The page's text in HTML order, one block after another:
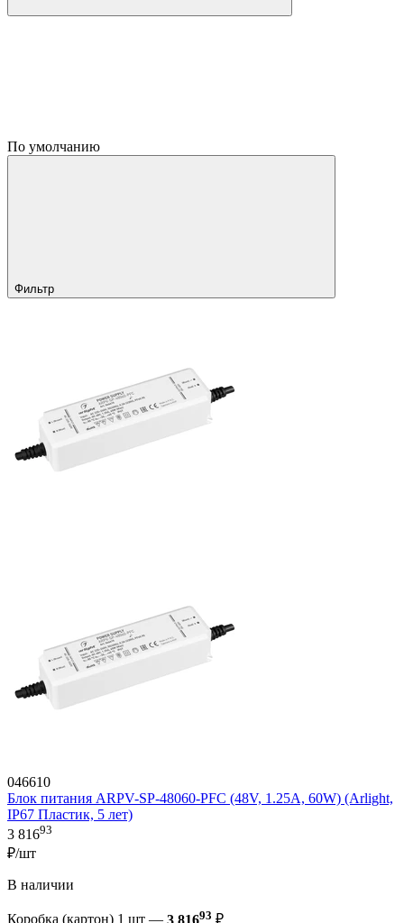
По умолчанию
Фильтр
046610
Блок питания ARPV-SP-48060-PFC (48V, 1.25A, 60W) (Arlight,
IP67 Пластик, 5 лет)
3 81693
₽/шт
В наличии
Коробка (картон) 1 шт — 3 81693 ₽